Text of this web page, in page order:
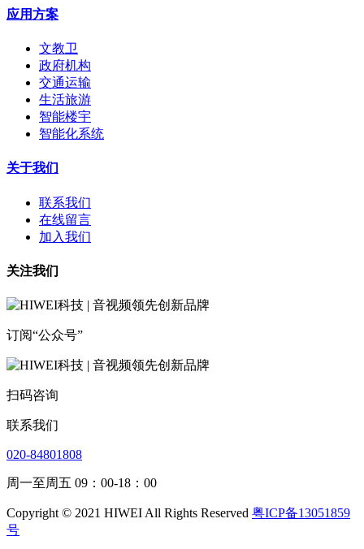
应用方案
文教卫
政府机构
交通运输
生活旅游
智能楼宇
智能化系统
关于我们
联系我们
在线留言
加入我们
关注我们
订阅“公众号”
扫码咨询
联系我们
020-84801808
周一至周五 09：00-18：00
Copyright © 2021 HIWEI All Rights Reserved 粤ICP备13051859
号